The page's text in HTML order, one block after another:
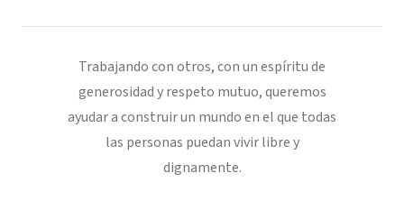
Trabajando con otros, con un espíritu de
generosidad y respeto mutuo, queremos
ayudar a construir un mundo en el que todas
las personas puedan vivir libre y
dignamente.